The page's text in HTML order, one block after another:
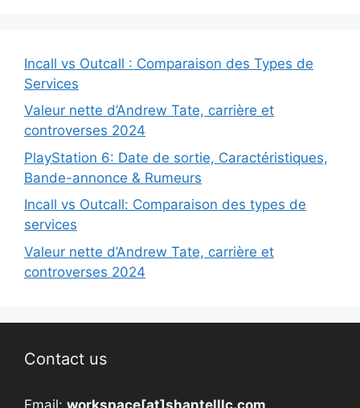
Incall vs Outcall : Comparaison des Types de
Services
Valeur nette d’Andrew Tate, carrière et
controverses 2024
PlayStation 6: Date de sortie, Caractéristiques,
Bande-annonce & Rumeurs
Incall vs Outcall: Comparaison des types de
services
Valeur nette d’Andrew Tate, carrière et
controverses 2024
Contact us
Email: workspace[at]shantelllc.com